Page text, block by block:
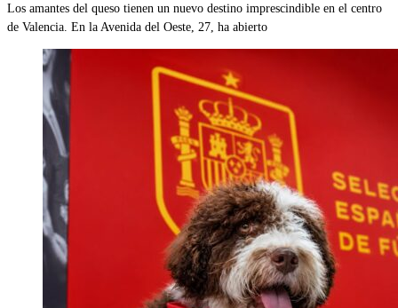
Los amantes del queso tienen un nuevo destino imprescindible en el centro
de Valencia. En la Avenida del Oeste, 27, ha abierto